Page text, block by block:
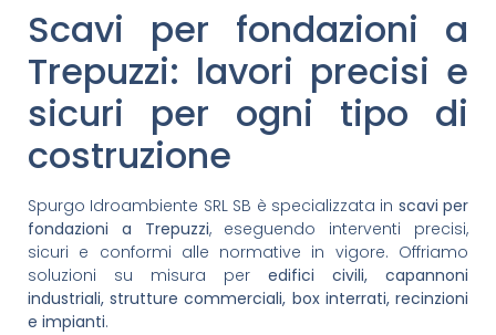
Scavi per fondazioni a
Trepuzzi: lavori precisi e
sicuri per ogni tipo di
costruzione
Spurgo Idroambiente SRL SB è specializzata in scavi per
fondazioni a Trepuzzi, eseguendo interventi precisi,
sicuri e conformi alle normative in vigore. Offriamo
soluzioni su misura per edifici civili, capannoni
industriali, strutture commerciali, box interrati, recinzioni
e impianti.